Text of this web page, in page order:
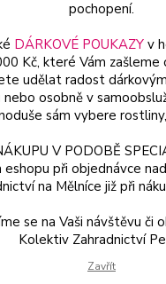
pochopení.
DÁRKOVÉ POUKAZYv
Kč, které Vám zašleme
udělat radost
osobně v
sám vybere
V PODOBĚ
eshopu při objednávce
na Mělníce již při
se na Vaši návštěvu či
Kolektiv Zahradnictví
Zavřít